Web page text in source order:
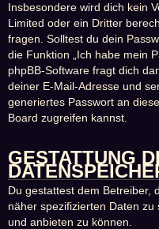
Insbesondere wird dich kein
Limited oder ein Dritter
fragen. Solltest du dein
die Funktion „Ich habe mein
phpBB-Software fragt dich
deiner E-Mail-Adresse und
generiertes Passwort an
Board zugreifen kannst.
GESTATTUNG
Du gestattest dem Betreiber,
näher spezifizierten Daten
und anbieten zu können.